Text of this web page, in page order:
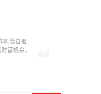
风险自担
富机会。